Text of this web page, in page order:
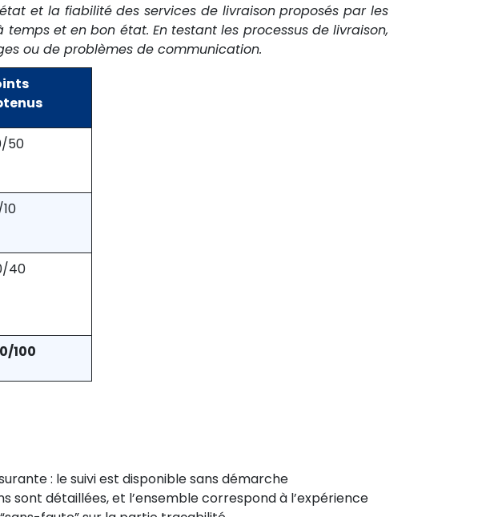
et la fiabilité des services de livraison proposés par les
et en bon état. En testant les processus de livraison,
ou de problèmes de communication.
50
40
100
: le suivi est disponible sans démarche
sont détaillées, et l’ensemble correspond à l’expérience